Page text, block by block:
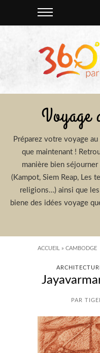
Voyage
Préparez votre voyage au
que maintenant !
manière bien
(Kampot, Siem Reap, Les
religions…) ainsi que
biene des idées voyage
ACCUEIL » CAMBODGE
PAR